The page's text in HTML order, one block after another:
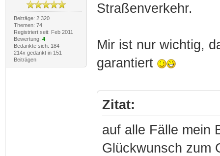
Beiträge: 2.320
Themen: 74
Registriert seit: Feb 2011
Bewertung: 4
Bedankte sich: 184
214x gedankt in 151
Beiträgen
Straßenverkehr.
Mir ist nur wichtig,
garantiert
Zitat:
auf alle Fälle mein
Glückwunsch zum